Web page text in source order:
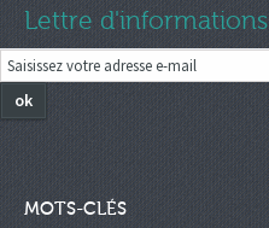
Lettre d'informations
ok
MOTS-CLÉS